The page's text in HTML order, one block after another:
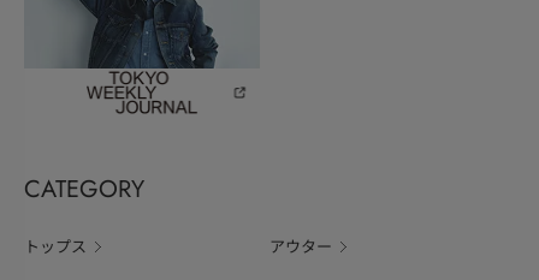
CATEGORY
トップス アウター